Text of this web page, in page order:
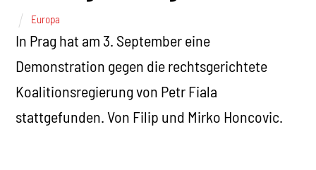
Europa
In Prag hat am 3. September eine
Demonstration gegen die rechtsgerichtete
Koalitionsregierung von Petr Fiala
stattgefunden. Von Filip und Mirko Honcovic.